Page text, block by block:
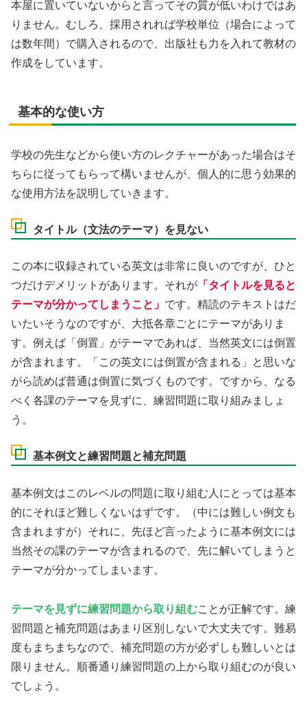
本屋に置いていないからと言ってその質が低いわけではあ
りません。むしろ、採用されれば学校単位（場合によって
は数年間）で購入されるので、出版社も力を入れて教材の
作成をしています。
基本的な使い方
学校の先生などから使い方のレクチャーがあった場合はそ
ちらに従ってもらって構いませんが、個人的に思う効果的
な使用方法を説明していきます。
タイトル（文法のテーマ）を見ない
この本に収録されている英文は非常に良いのですが、ひと
つだけデメリットがあります。それが 「タイトルを見ると
テーマが分かってしまうこと」 です。精読のテキストはだ
いたいそうなのですが、大抵各章ごとにテーマがありま
す。例えば「倒置」がテーマであれば、当然英文には倒置
が含まれます。「この英文には倒置が含まれる」と思いな
がら読めば普通は倒置に気づくものです。ですから、なる
べく各課のテーマを見ずに、練習問題に取り組みましょ
う。
基本例文と練習問題と補充問題
基本例文はこのレベルの問題に取り組む人にとっては基本
的にそれほど難しくないはずです。（中には難しい例文も
含まれますが）それに、先ほど言ったように基本例文には
当然その課のテーマが含まれるので、先に解いてしまうと
テーマが分かってしまいます。
テーマを見ずに練習問題から取り組むことが正解です。練
習問題と補充問題はあまり区別しないで大丈夫です。難易
度もまちまちなので、補充問題の方が必ずしも難しいとは
限りません。順番通り練習問題の上から取り組むのが良い
でしょう。